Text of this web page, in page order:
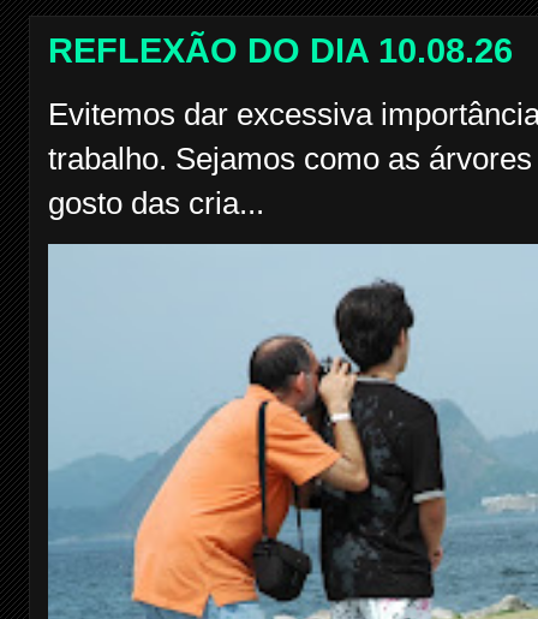
REFLEXÃO DO DIA 10.08.26
Evitemos dar excessiva
trabalho. Sejamos como as
gosto das cria...